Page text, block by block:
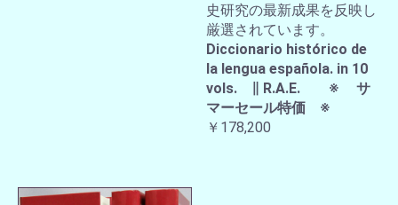
史研究の最新成果を反映し
厳選されています。
Diccionario histórico de
la lengua española. in 10
vols. ∥ R.A.E. ※ サ
マーセール特価 ※
￥178,200